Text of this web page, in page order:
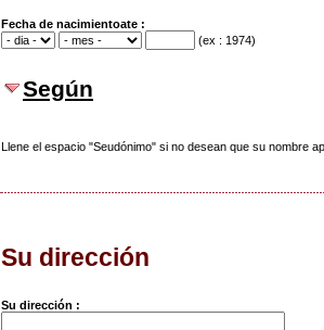
Fecha de nacimientoate :
(ex : 1974)
Según
Llene el espacio "Seudónimo" si no desean que su nombre
Su dirección
Su dirección :